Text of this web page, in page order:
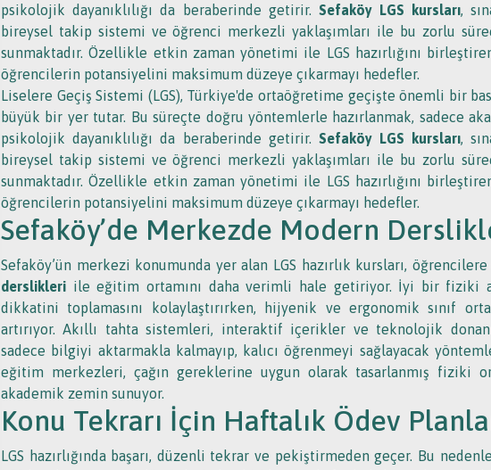
psikolojik dayanıklılığı da beraberinde getirir. Sefaköy LGS kursları ,
bireysel takip sistemi ve öğrenci merkezli yaklaşımları ile bu zorlu
sunmaktadır. Özellikle etkin zaman yönetimi ile LGS hazırlığını
öğrencilerin potansiyelini maksimum düzeye çıkarmayı hedefler.
Liselere Geçiş Sistemi (LGS), Türkiye'de ortaöğretime geçişte önemli bir
büyük bir yer tutar. Bu süreçte doğru yöntemlerle hazırlanmak, sadece
psikolojik dayanıklılığı da beraberinde getirir. Sefaköy LGS kursları ,
bireysel takip sistemi ve öğrenci merkezli yaklaşımları ile bu zorlu
sunmaktadır. Özellikle etkin zaman yönetimi ile LGS hazırlığını
öğrencilerin potansiyelini maksimum düzeye çıkarmayı hedefler.
Sefaköy’de Merkezde Modern
Sefaköy’ün merkezi konumunda yer alan LGS hazırlık kursları, öğrencilere
derslikleri ile eğitim ortamını daha verimli hale getiriyor. İyi bir fiziki
dikkatini toplamasını kolaylaştırırken, hijyenik ve ergonomik sınıf
artırıyor. Akıllı tahta sistemleri, interaktif içerikler ve teknolojik
sadece bilgiyi aktarmakla kalmayıp, kalıcı öğrenmeyi sağlayacak
eğitim merkezleri, çağın gereklerine uygun olarak tasarlanmış fiziki
akademik zemin sunuyor.
Konu Tekrarı İçin Haftalık Ödev
LGS hazırlığında başarı, düzenli tekrar ve pekiştirmeden geçer. Bu nedenle